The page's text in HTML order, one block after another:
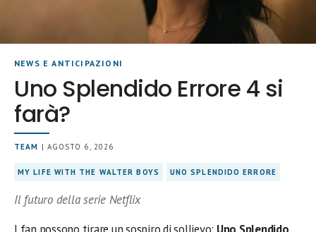
NEWS E ANTICIPAZIONI
Uno Splendido Errore 4 si
farà?
TEAM | AGOSTO 6, 2026
MY LIFE WITH THE WALTER BOYS UNO SPLENDIDO ERRORE
Il futuro della serie Netflix